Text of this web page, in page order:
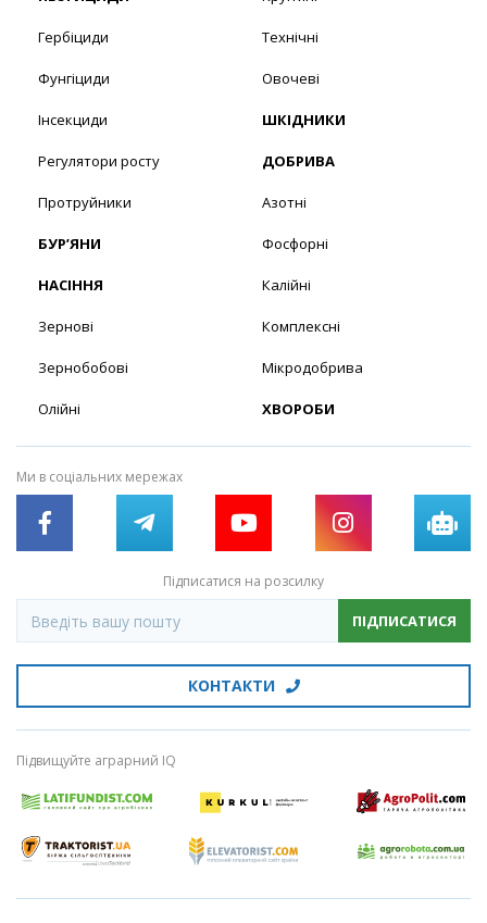
Гербіциди
Фунгіциди
Інсекциди
Регулятори росту
Протруйники
БУР’ЯНИ
НАСІННЯ
Зернові
Зернобобові
Олійні
Технічні
Овочеві
ШКІДНИКИ
ДОБРИВА
Азотні
Фосфорні
Калійні
Комплексні
Мікродобрива
ХВОРОБИ
Ми в соціальних мережах
Підписатися на розсилку
ПІДПИСАТИСЯ
КОНТАКТИ
Підвищуйте аграрний IQ